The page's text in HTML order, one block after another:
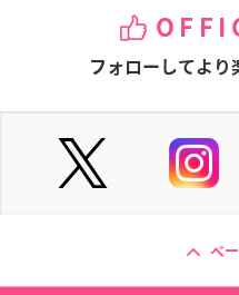
フォローしてより
ペ